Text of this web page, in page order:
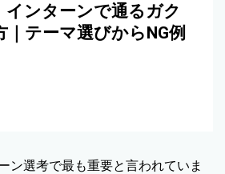
インターンで通るガク
｜テーマ選びからNG例
ン選考で最も重要と言われていま